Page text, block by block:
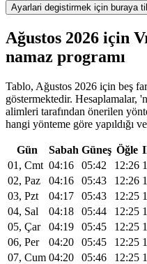
Ayarlari degistirmek için buraya
Ağustos 2026 için
namaz programı
Tablo, Ağustos 2026 için beş
göstermektedir. Hesaplamalar,
alimleri tarafından önerilen
hangi yönteme göre yapıldığı
Gün Sabah Güneş Öğle
01, Cmt 04:16 05:42 12:26
02, Paz
04:16 05:43 12:26
03, Pzt
04:17 05:43 12:25
04, Sal
04:18 05:44 12:25
05, Çar
04:19 05:45 12:25
06, Per
04:20 05:45 12:25
07, Cum 04:20 05:46 12:25